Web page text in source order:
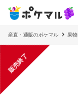
産直・通販のポケマル 果物
販売終了